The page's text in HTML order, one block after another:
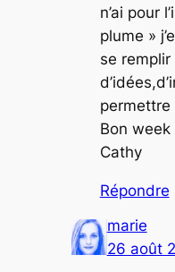
n’ai pour
plume »
se remplir
permettre
Bon week
Cathy
Répondre
marie
26 août